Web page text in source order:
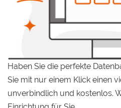
Haben Sie die perfekte
Sie mit nur einem Klick einen
unverbindlich und kostenlos.